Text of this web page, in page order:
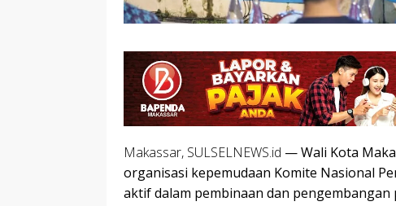
Makassar, SULSELNEWS.id — Wali Kota
organisasi kepemudaan Komite Nasional
aktif dalam pembinaan dan